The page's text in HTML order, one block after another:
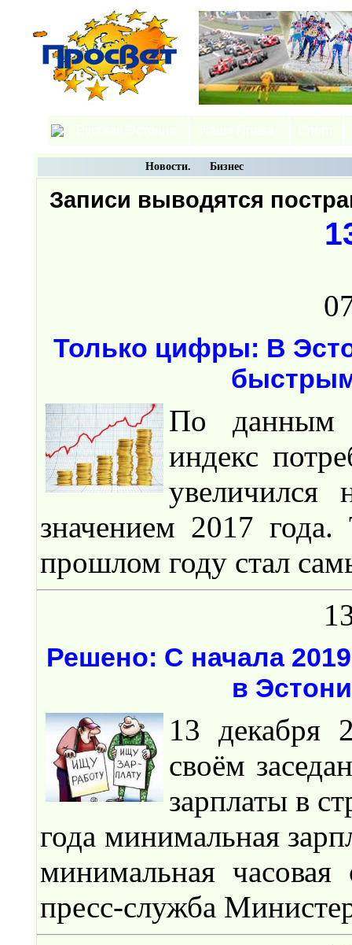
Новости. Бизнес
Записи выводятся
Только цифры: В
По данным
индекс
значением 2017
прошлом году стал
Решено: С начала
в
13 декабря
своём
зарплаты в
года минимальная
минимальная часовая
пресс-служба